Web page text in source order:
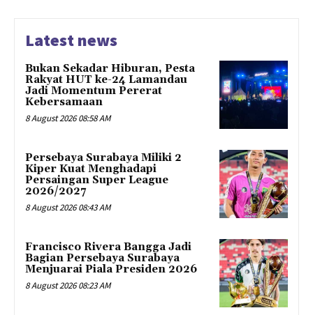
Latest news
Bukan Sekadar Hiburan, Pesta
Rakyat HUT ke-24 Lamandau
Jadi Momentum Pererat
Kebersamaan
8 August 2026 08:58 AM
Persebaya Surabaya Miliki 2
Kiper Kuat Menghadapi
Persaingan Super League
2026/2027
8 August 2026 08:43 AM
Francisco Rivera Bangga Jadi
Bagian Persebaya Surabaya
Menjuarai Piala Presiden 2026
8 August 2026 08:23 AM